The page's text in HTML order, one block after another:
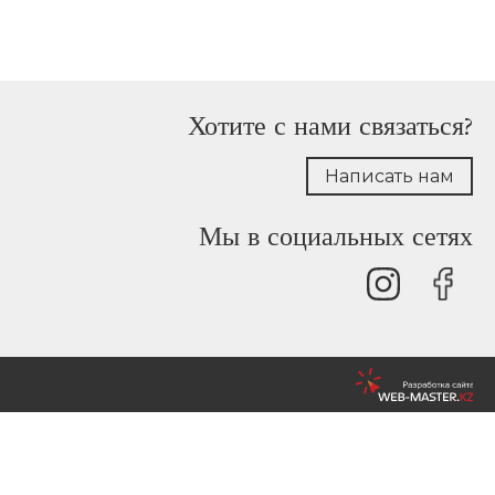
Хотите с нами связаться?
Написать нам
Мы в социальных сетях